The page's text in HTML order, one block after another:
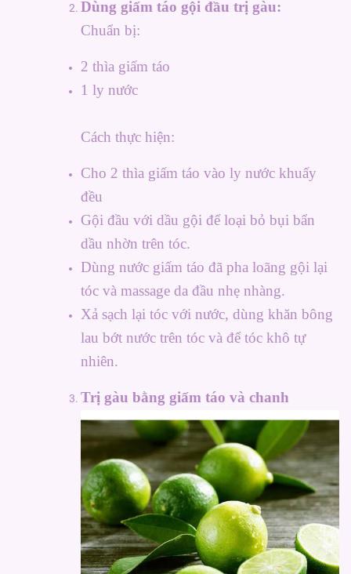
Dùng giấm táo gội đầu trị gàu:
Chuẩn bị:
2 thìa giấm táo
1 ly nước
Cách thực hiện:
Cho 2 thìa giấm táo vào ly nước khuấy
đều
Gội đầu với dầu gội để loại bỏ bụi bẩn
dầu nhờn trên tóc.
Dùng nước giấm táo đã pha loãng gội lại
tóc và massage da đầu nhẹ nhàng.
Xả sạch lại tóc với nước, dùng khăn bông
lau bớt nước trên tóc và để tóc khô tự
nhiên.
Trị gàu bằng giấm táo và chanh